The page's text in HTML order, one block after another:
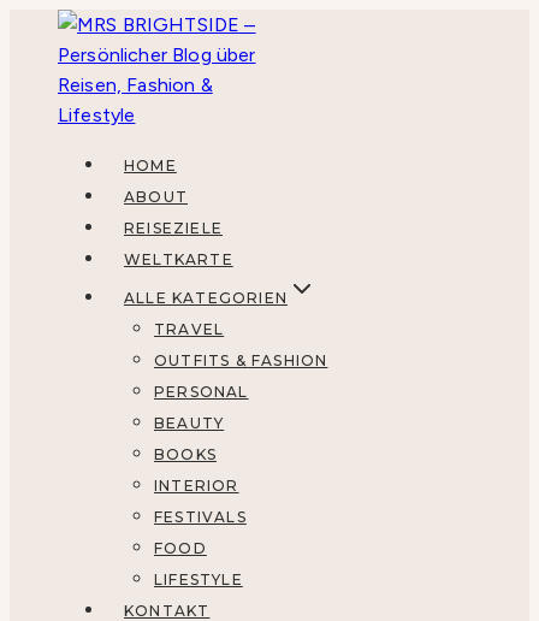
springen
HOME
ABOUT
REISEZIELE
WELTKARTE
ALLE KATEGORIEN
TRAVEL
OUTFITS & FASHION
PERSONAL
BEAUTY
BOOKS
INTERIOR
FESTIVALS
FOOD
LIFESTYLE
KONTAKT